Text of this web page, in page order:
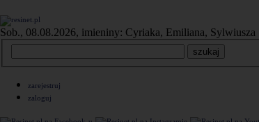
Sob., 08.08.2026, imieniny: Cyriaka, Emiliana, Sylwiusza
zarejestruj
zaloguj